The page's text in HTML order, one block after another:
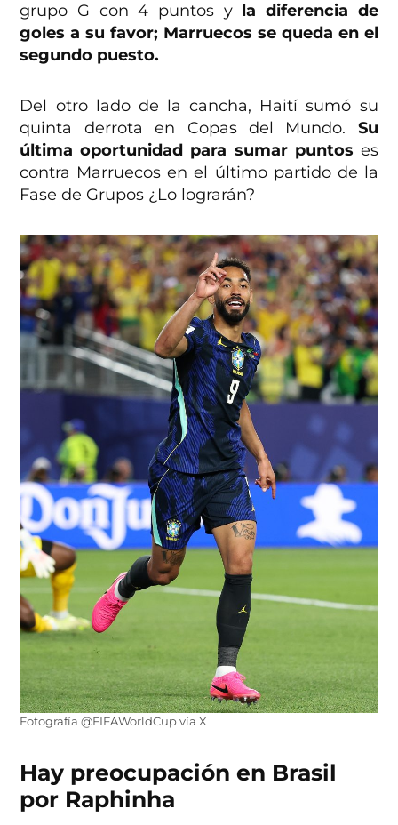
grupo G con 4 puntos y la diferencia de
goles a su favor; Marruecos se queda en el
segundo puesto.
Del otro lado de la cancha, Haití sumó su
quinta derrota en Copas del Mundo. Su
última oportunidad para sumar puntos es
contra Marruecos en el último partido de la
Fase de Grupos ¿Lo lograrán?
Fotografía @FIFAWorldCup vía X
Hay preocupación en Brasil
por Raphinha